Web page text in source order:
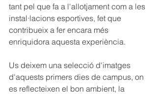
tant pel que fa a l'allotjament com a les
instal·lacions esportives, fet que
contribueix a fer encara més
enriquidora aquesta experiència.
Us deixem una selecció d'imatges
d'aquests primers dies de campus, on
es reflecteixen el bon ambient, la